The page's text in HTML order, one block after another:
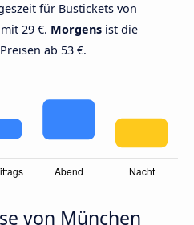
für Bustickets von
29 €. Morgens ist die
ab 53 €.
von München